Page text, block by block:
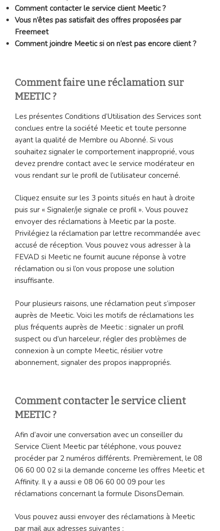
Comment contacter le service client Meetic ?
Vous n’êtes pas satisfait des offres proposées par
Freemeet
Comment joindre Meetic si on n’est pas encore client ?
Comment faire une réclamation sur
MEETIC ?
Les présentes Conditions d’Utilisation des Services sont
conclues entre la société Meetic et toute personne
ayant la qualité de Membre ou Abonné. Si vous
souhaitez signaler le comportement inapproprié, vous
devez prendre contact avec le service modérateur en
vous rendant sur le profil de l’utilisateur concerné.
Cliquez ensuite sur les 3 points situés en haut à droite
puis sur « Signaler/je signale ce profil ». Vous pouvez
envoyer des réclamations à Meetic par la poste.
Privilégiez la réclamation par lettre recommandée avec
accusé de réception. Vous pouvez vous adresser à la
FEVAD si Meetic ne fournit aucune réponse à votre
réclamation ou si l’on vous propose une solution
insuffisante.
Pour plusieurs raisons, une réclamation peut s’imposer
auprès de Meetic. Voici les motifs de réclamations les
plus fréquents auprès de Meetic : signaler un profil
suspect ou d’un harceleur, régler des problèmes de
connexion à un compte Meetic, résilier votre
abonnement, signaler des propos inappropriés.
Comment contacter le service client
MEETIC ?
Afin d’avoir une conversation avec un conseiller du
Service Client Meetic par téléphone, vous pouvez
procéder par 2 numéros différents. Premièrement, le 08
06 60 00 02 si la demande concerne les offres Meetic et
Affinity. Il y a aussi e 08 06 60 00 09 pour les
réclamations concernant la formule DisonsDemain.
Vous pouvez aussi envoyer des réclamations à Meetic
par mail aux adresses suivantes :